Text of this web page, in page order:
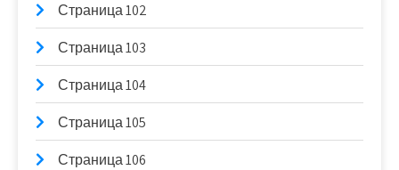
Страница 102
Страница 103
Страница 104
Страница 105
Страница 106